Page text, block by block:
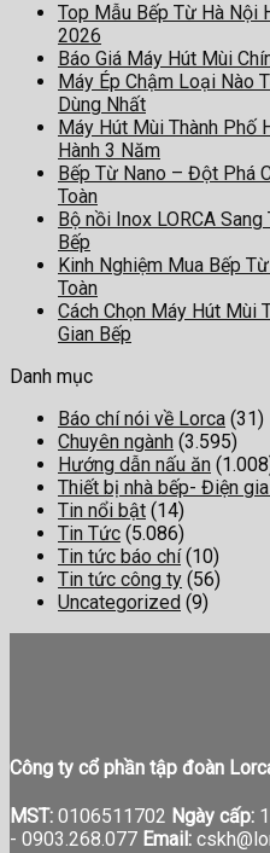
Top Mẫu Bếp Từ Hà Nội
2026
Báo Giá Máy Hút Mùi
Máy Ép Chậm Loại Nào
Dùng Nhất
Máy Hút Mùi Thành Phố
Hành 3 Năm
Bếp Từ Nano – Đột Phá
Toàn
Bộ nồi Inox LORCA
Bếp
Kinh Nghiệm Mua Bếp
Toàn
Cách Chọn Máy Hút Mùi
Gian Bếp
Danh mục
Báo chí nói về Lorca (31)
Chuyên ngành (3.595)
Hướng dẫn nấu ăn
Thiết bị nhà bếp- Điện
Tin nổi bật (14)
Tin Tức (5.086)
Tin tức báo chí(10)
Tin tức công ty (56)
Uncategorized (9)
Công ty cổ phần tập đoàn
MST: 0106511702 Ngày cấp:
- 0903.268.077 Email: